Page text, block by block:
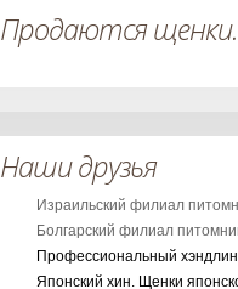
Продаются
Наши друзья
Израильский филиал
Болгарский филиал
Профессиональный
Японский хин. Щенки